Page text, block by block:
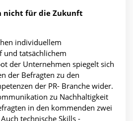
nicht für die Zukunft
individuellem
und tatsächlichem
der Unternehmen spiegelt sich
der Befragten zu den
der PR- Branche wider.
zu Nachhaltigkeit
in den kommenden zwei
technische Skills -